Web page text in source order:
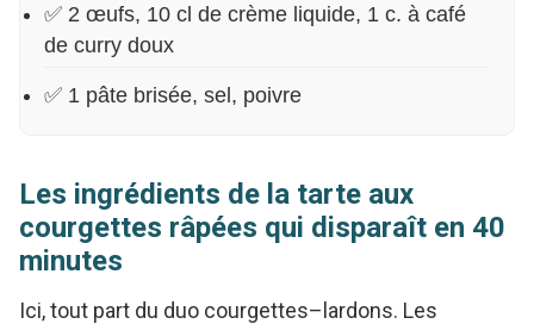
✅ 2 œufs, 10 cl de crème liquide, 1 c. à café
de curry doux
✅ 1 pâte brisée, sel, poivre
Les ingrédients de la tarte aux
courgettes râpées qui disparaît en 40
minutes
Ici, tout part du duo courgettes–lardons. Les